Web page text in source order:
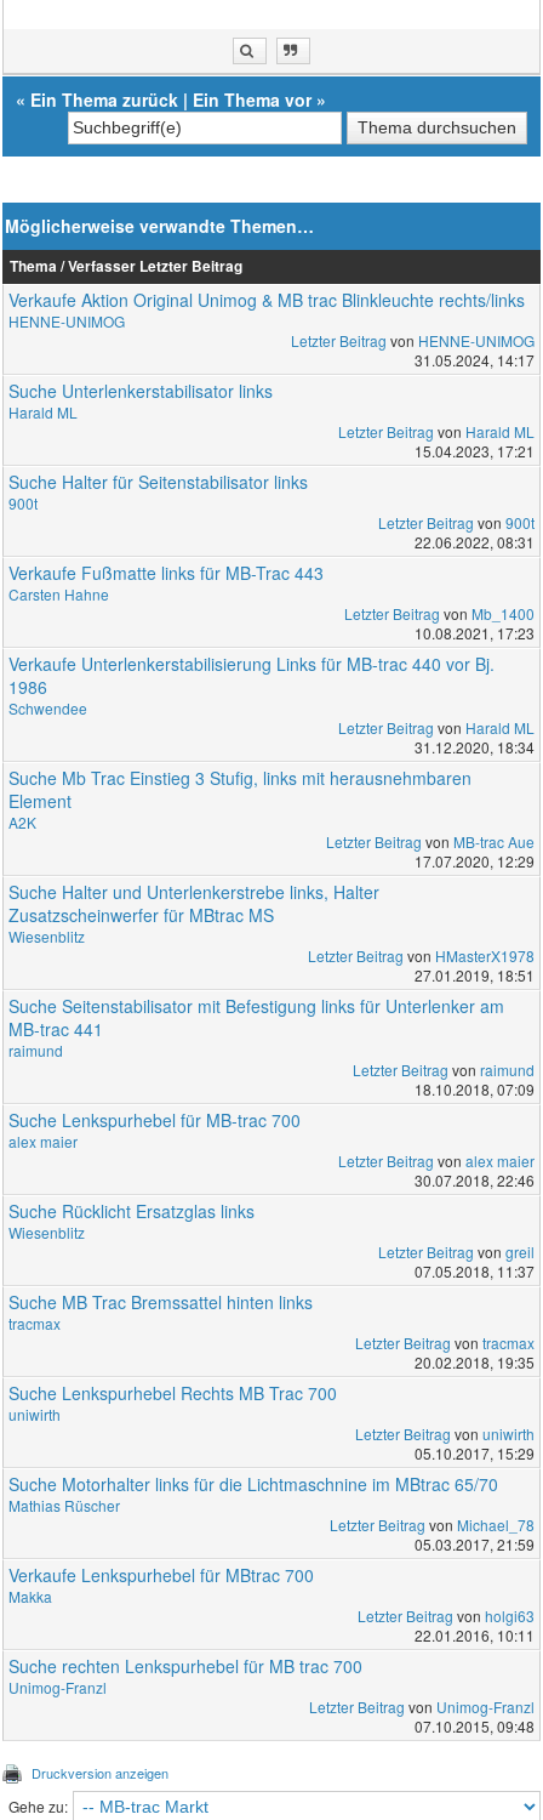
« Ein Thema zurück | Ein Thema vor»
Möglicherweise verwandte Themen…
Thema / Verfasser Letzter Beitrag
Verkaufe Aktion Original Unimog & MB trac Blinkleuchte rechts/links
HENNE-UNIMOG
Letzter Beitrag von HENNE-UNIMOG
31.05.2024, 14:17
Suche Unterlenkerstabilisator links
Harald ML
Letzter Beitrag von Harald ML
15.04.2023, 17:21
Suche Halter für Seitenstabilisator links
900t
Letzter Beitrag von 900t
22.06.2022, 08:31
Verkaufe Fußmatte links für MB-Trac 443
Carsten Hahne
Letzter Beitrag von Mb_1400
10.08.2021, 17:23
Verkaufe Unterlenkerstabilisierung Links für MB-trac 440 vor Bj.
1986
Schwendee
Letzter Beitrag von Harald ML
31.12.2020, 18:34
Suche Mb Trac Einstieg 3 Stufig, links mit herausnehmbaren
Element
A2K
Letzter Beitrag von MB-trac Aue
17.07.2020, 12:29
Suche Halter und Unterlenkerstrebe links, Halter
Zusatzscheinwerfer für MBtrac MS
Wiesenblitz
Letzter Beitrag von HMasterX1978
27.01.2019, 18:51
Suche Seitenstabilisator mit Befestigung links für Unterlenker am
MB-trac 441
raimund
Letzter Beitrag von raimund
18.10.2018, 07:09
Suche Lenkspurhebel für MB-trac 700
alex maier
Letzter Beitrag von alex maier
30.07.2018, 22:46
Suche Rücklicht Ersatzglas links
Wiesenblitz
Letzter Beitrag von greil
07.05.2018, 11:37
Suche MB Trac Bremssattel hinten links
tracmax
Letzter Beitrag von tracmax
20.02.2018, 19:35
Suche Lenkspurhebel Rechts MB Trac 700
uniwirth
Letzter Beitrag von uniwirth
05.10.2017, 15:29
Suche Motorhalter links für die Lichtmaschnine im MBtrac 65/70
Mathias Rüscher
Letzter Beitrag von Michael_78
05.03.2017, 21:59
Verkaufe Lenkspurhebel für MBtrac 700
Makka
Letzter Beitrag von holgi63
22.01.2016, 10:11
Suche rechten Lenkspurhebel für MB trac 700
Unimog-Franzl
Letzter Beitrag von Unimog-Franzl
07.10.2015, 09:48
Druckversion anzeigen
Gehe zu: